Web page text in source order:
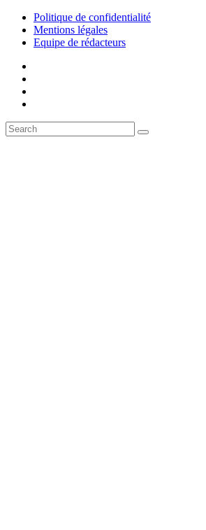
Politique de confidentialité
Mentions légales
Equipe de rédacteurs